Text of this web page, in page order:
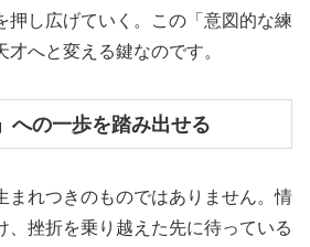
押し広げていく。この「意図的な練
へと変える鍵なのです。
への一歩を踏み出せる
まれつきのものではありません。情
、挫折を乗り越えた先に待っている